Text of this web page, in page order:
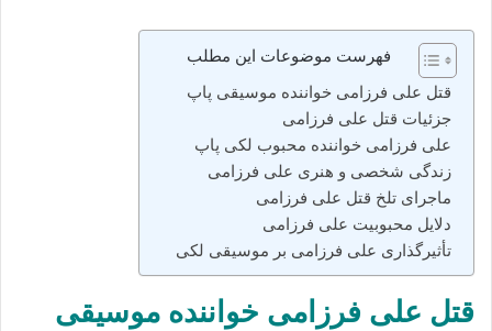
فهرست موضوعات این مطلب
قتل علی فرزامی خواننده موسیقی پاپ
جزئیات قتل علی فرزامی
علی فرزامی خواننده محبوب لکی پاپ
زندگی شخصی و هنری علی فرزامی
ماجرای تلخ قتل علی فرزامی
دلایل محبوبیت علی فرزامی
تأثیرگذاری علی فرزامی بر موسیقی لکی
قتل علی فرزامی خواننده موسیقی